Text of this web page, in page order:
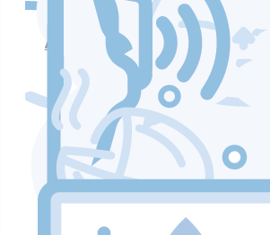
Аппараты для массажа и
Аппараты для лазерных
Уход и подтяжка кожи